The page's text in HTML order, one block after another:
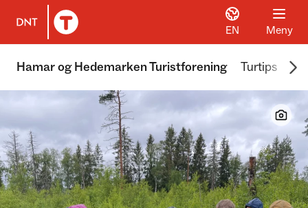
Til DNT.no forside
EN Meny
Hamar og Hedemarken Turistforening Turtips